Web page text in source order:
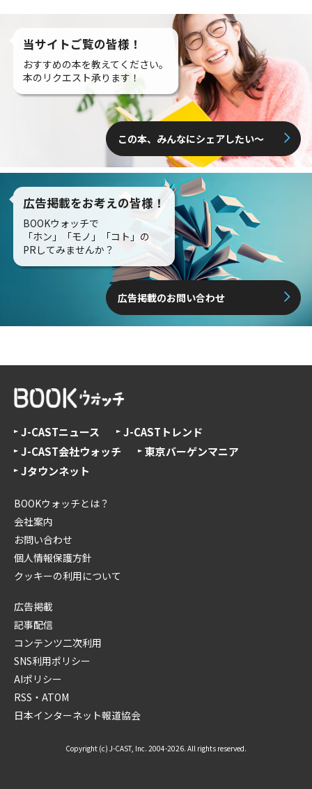
当サイトご覧の皆様！
おすすめの本を教えてください。
本のリクエスト承ります！
この本、みんなにシェアしたい〜
広告掲載をお考えの皆様！
BOOKウォッチで
「ホン」「モノ」「コト」の
PRしてみませんか？
広告掲載のお問い合わせ
J-CASTニュース
J-CASTトレンド
J-CAST会社ウォッチ
東京バーゲンマニア
Jタウンネット
BOOKウォッチとは？
会社案内
お問い合わせ
個人情報保護方針
クッキーの利用について
広告掲載
記事配信
コンテンツ二次利用
SNS利用ポリシー
AIポリシー
RSS・ATOM
日本インターネット報道協会
Copyright (c) J-CAST, Inc. 2004-2026. All rights reserved.